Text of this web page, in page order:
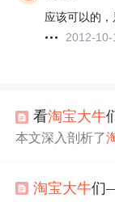
应该可以的
2012-10-
看淘宝大牛
本文深入剖析了
场景，前端设计
淘宝大牛们